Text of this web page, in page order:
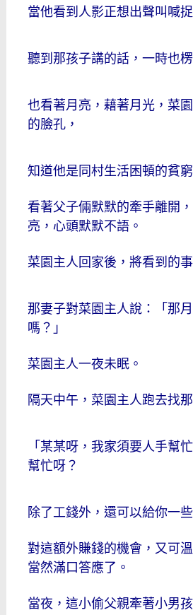
當他看到人影正想出聲叫喊捉
聽到那孩子講的話，一時也
也看著月亮，藉著月光，菜
的臉孔，
知道他是同村生活困頓的貧窮
看著父子倆默默的牽手離開
亮，心頭默默不語。
菜園主人回家後，將看到的
那妻子對菜園主人說：「那
嗎？」
菜園主人一夜未眠。
隔天中午，菜園主人跑去找
「某某呀，我家須要人手幫
幫忙呀？
除了工錢外，還可以給你一些
對這額外賺錢的機會，又可
當然滿口答應了。
當夜，這小偷父親牽著小男